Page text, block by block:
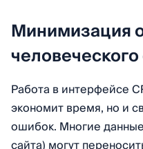
Минимизация
Работа в интерфейсе
экономит время, но и
ошибок. Многие